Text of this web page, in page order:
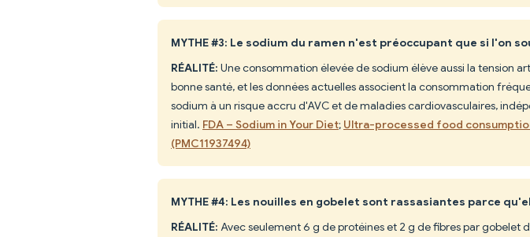
MYTHE #3: Le sodium du ramen n'est préoccupant que si l'on
RÉALITÉ: Une consommation élevée de sodium élève aussi la tension
bonne santé, et les données actuelles associent la consommation
sodium à un risque accru d'AVC et de maladies cardiovasculaires,
initial. FDA – Sodium in Your Diet; Ultra-processed food
(PMC11937494)
MYTHE #4: Les nouilles en gobelet sont rassasiantes parce
RÉALITÉ: Avec seulement 6 g de protéines et 2 g de fibres par gobelet